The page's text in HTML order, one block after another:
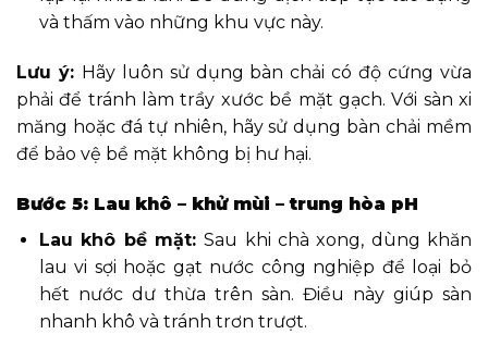
và thấm vào những khu vực này.
Lưu ý: Hãy luôn sử dụng bàn chải có độ cứng vừa
phải để tránh làm trầy xước bề mặt gạch. Với sàn xi
măng hoặc đá tự nhiên, hãy sử dụng bàn chải mềm
để bảo vệ bề mặt không bị hư hại.
Bước 5: Lau khô – khử mùi – trung hòa pH
Lau khô bề mặt:Sau khi chà xong, dùng khăn
lau vi sợi hoặc gạt nước công nghiệp để loại bỏ
hết nước dư thừa trên sàn. Điều này giúp sàn
nhanh khô và tránh trơn trượt.